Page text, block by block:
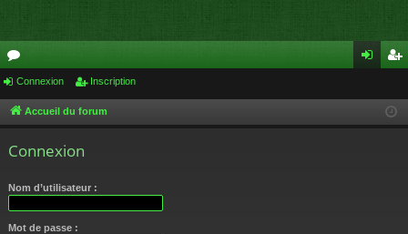
or
u cri
Connexion Inscription
Accueil du forum
Connexion
Nom d’utilisateur :
Mot de passe :